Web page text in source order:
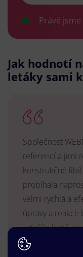
Právě
Jak hodnotí
letáky sami
Společnost
referencí a jimi
konstrukčně
probíhala
velmi rychlá a
úpravy a reakce
vyřešilo k mé
vyhovující,